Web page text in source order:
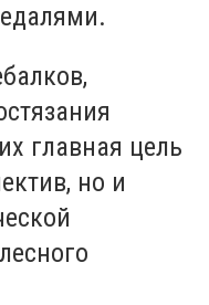
главная цель
но и